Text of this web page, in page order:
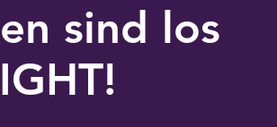
sind los